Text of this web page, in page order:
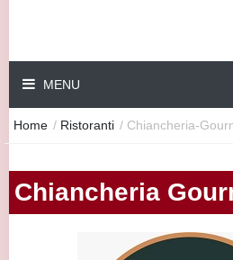
MENU
Home / Ristoranti / Chiancheria-
Chiancheria